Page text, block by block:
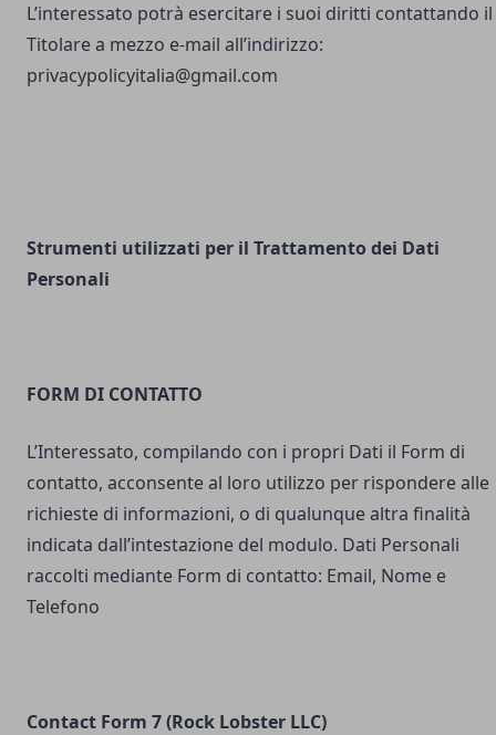
L’interessato potrà esercitare i suoi diritti contattando il
Titolare a mezzo e-mail all’indirizzo:
privacypolicyitalia@gmail.com
Strumenti utilizzati per il Trattamento dei Dati
Personali
FORM DI CONTATTO
L’Interessato, compilando con i propri Dati il Form di
contatto, acconsente al loro utilizzo per rispondere alle
richieste di informazioni, o di qualunque altra finalità
indicata dall’intestazione del modulo. Dati Personali
raccolti mediante Form di contatto: Email, Nome e
Telefono
Contact Form 7 (Rock Lobster LLC)